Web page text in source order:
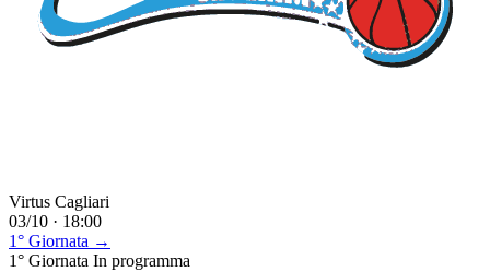
Virtus Cagliari
03/10 · 18:00
1° Giornata →
1° Giornata In programma